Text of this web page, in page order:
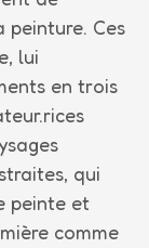
peinture. Ces
lui
en trois
qui
peinte et
comme